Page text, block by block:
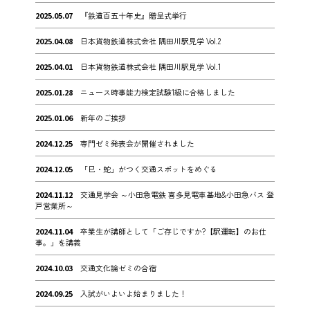
2025.05.07 『鉄道百五十年史』贈呈式挙行
2025.04.08 日本貨物鉄道株式会社 隅田川駅見学 Vol.2
2025.04.01 日本貨物鉄道株式会社 隅田川駅見学 Vol.1
2025.01.28 ニュース時事能力検定試験1級に合格しました
2025.01.06 新年のご挨拶
2024.12.25 専門ゼミ発表会が開催されました
2024.12.05 「巳・蛇」がつく交通スポットをめぐる
2024.11.12
交通見学会 ～小田急電鉄 喜多見電車基地&小田急バス 登
戸営業所～
2024.11.04
卒業生が講師として「ご存じですか?【駅運転】のお仕
事。」を講義
2024.10.03 交通文化論ゼミの合宿
2024.09.25 入試がいよいよ始まりました！